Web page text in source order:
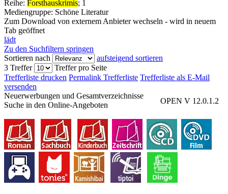
Reihe: Forsthauskrimis; 1
Mediengruppe: Schöne Literatur
Zum Download von externem Anbieter wechseln - wird in neuem
Tab geöffnet
lädt
Zu den Suchfiltern springen
Sortieren nach
aufsteigend sortieren
3 Treffer
Treffer pro Seite
Trefferliste drucken Permalink Trefferliste Trefferliste als E-Mail
versenden
OPEN V 12.0.1.2
Neuerwerbungen und Gesamtverzeichnisse
Suche in den Online-Angeboten